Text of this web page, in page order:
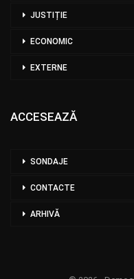
JUSTIȚIE
ECONOMIC
EXTERNE
ACCESEAZĂ
SONDAJE
CONTACTE
ARHIVĂ